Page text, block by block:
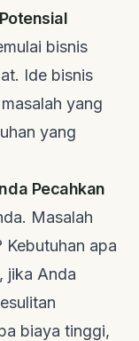
bisnis
Ide bisnis
yang
yang
Pecahkan
Masalah
Kebutuhan apa
jika Anda
biaya tinggi,